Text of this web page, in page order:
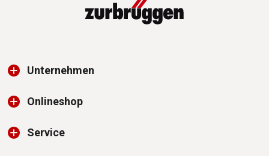
Unternehmen
Onlineshop
Service